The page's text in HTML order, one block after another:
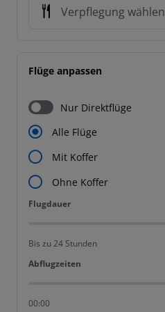
Verpflegung wählen
Flüge anpassen
Nur Direktflüge
Alle Flüge
Mit Koffer
Ohne Koffer
Flugdauer
Flugdauer
Bis zu 24 Stunden
Abflugzeiten
Abflugzeiten
00:00